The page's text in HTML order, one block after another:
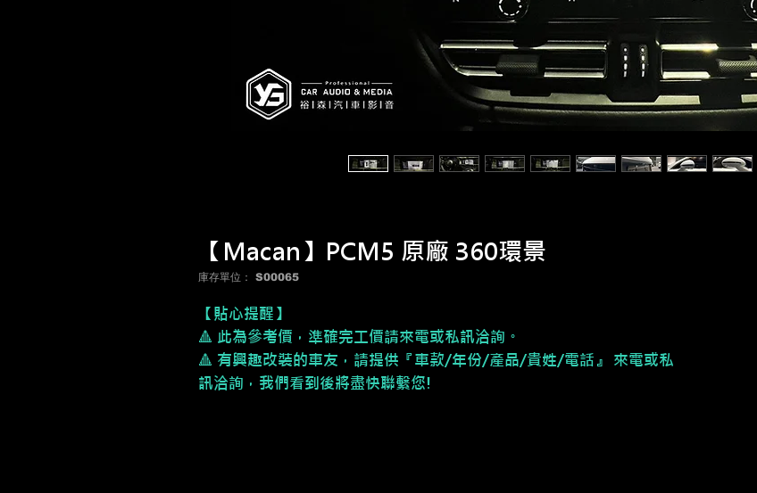
【Macan】PCM5 原廠 360環景
庫存單位： S00065
【貼心提醒】
🔺 此為參考價， 準確完工價請來電或私訊洽詢。
🔺 有興趣改裝的車友，請提供『車款/年份/產品/貴姓/電話』 來電或私
訊洽詢，我們看到後將盡快聯繫您!